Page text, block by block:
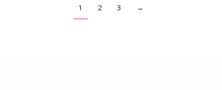
1 2 3 →